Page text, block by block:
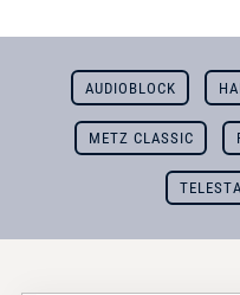
AUDIOBLOCK
METZ CLASSIC